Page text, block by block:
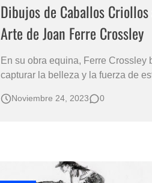
Dibujos de Caballos Criollos
Arte de Joan Ferre Crossley
En su obra equina, Ferre Crossley
capturar la belleza y la fuerza de
por la precisión y el detalle de sus
Noviembre 24, 2023 0